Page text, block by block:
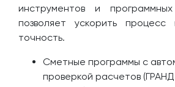
инструментов и
позволяет ускорить
точность.
Сметные программы с
проверкой расчетов